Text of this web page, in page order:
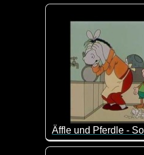
Der Biber hat mal
Für alle Nicht-